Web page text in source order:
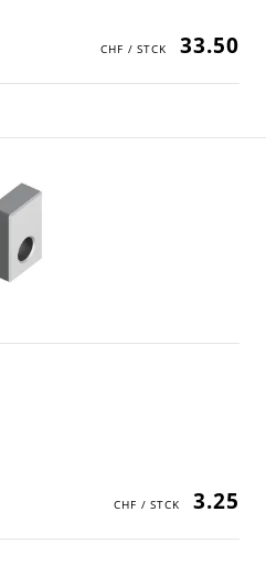
33.50
3.25